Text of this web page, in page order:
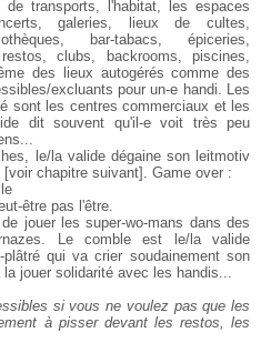
transports, l'habitat, les espaces
galeries, lieux de cultes,
bar-tabacs, épiceries,
clubs, backrooms, piscines,
des lieux autogérés comme des
excluants pour un-e handi. Les
sont les centres commerciaux et les
dit souvent qu'il-e voit très peu
le/la valide dégaine son leitmotiv
chapitre suivant]. Game over :
être pas l'être.
jouer les super-wo-mans dans des
Le comble est le/la valide
plâtré qui va crier soudainement son
jouer solidarité avec les handis...
si vous ne voulez pas que les
à pisser devant les restos, les